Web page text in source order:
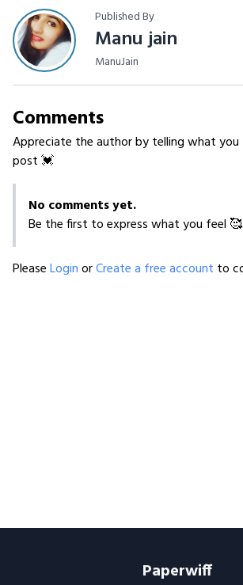
Published By
Manu jain
ManuJain
Comments
Appreciate the author by telling what
post 💓
No comments yet.
Be the first to express what you feel 🥰.
PleaseLoginorCreate a free account to
Paperwiff